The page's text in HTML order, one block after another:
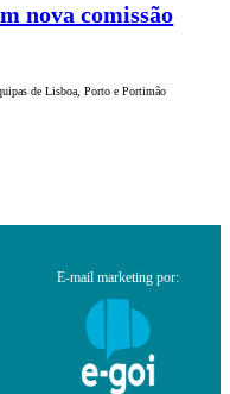
nova comissão
de Lisboa, Porto e Portimão
E-mail marketing por: